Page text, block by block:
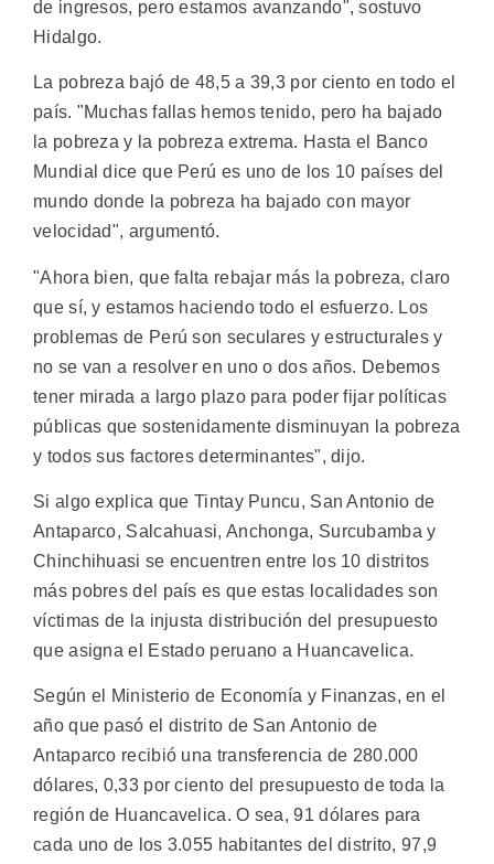
de ingresos, pero estamos avanzando", sostuvo
Hidalgo.
La pobreza bajó de 48,5 a 39,3 por ciento en todo el
país. "Muchas fallas hemos tenido, pero ha bajado
la pobreza y la pobreza extrema. Hasta el Banco
Mundial dice que Perú es uno de los 10 países del
mundo donde la pobreza ha bajado con mayor
velocidad", argumentó.
"Ahora bien, que falta rebajar más la pobreza, claro
que sí, y estamos haciendo todo el esfuerzo. Los
problemas de Perú son seculares y estructurales y
no se van a resolver en uno o dos años. Debemos
tener mirada a largo plazo para poder fijar políticas
públicas que sostenidamente disminuyan la pobreza
y todos sus factores determinantes", dijo.
Si algo explica que Tintay Puncu, San Antonio de
Antaparco, Salcahuasi, Anchonga, Surcubamba y
Chinchihuasi se encuentren entre los 10 distritos
más pobres del país es que estas localidades son
víctimas de la injusta distribución del presupuesto
que asigna el Estado peruano a Huancavelica.
Según el Ministerio de Economía y Finanzas, en el
año que pasó el distrito de San Antonio de
Antaparco recibió una transferencia de 280.000
dólares, 0,33 por ciento del presupuesto de toda la
región de Huancavelica. O sea, 91 dólares para
cada uno de los 3.055 habitantes del distrito, 97,9